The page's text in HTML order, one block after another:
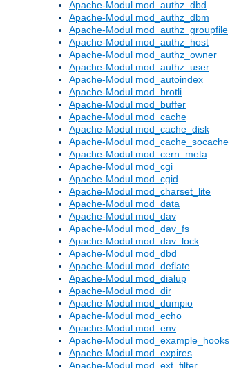
Apache-Modul mod_authz_dbd
Apache-Modul mod_authz_dbm
Apache-Modul mod_authz_groupfile
Apache-Modul mod_authz_host
Apache-Modul mod_authz_owner
Apache-Modul mod_authz_user
Apache-Modul mod_autoindex
Apache-Modul mod_brotli
Apache-Modul mod_buffer
Apache-Modul mod_cache
Apache-Modul mod_cache_disk
Apache-Modul mod_cache_socache
Apache-Modul mod_cern_meta
Apache-Modul mod_cgi
Apache-Modul mod_cgid
Apache-Modul mod_charset_lite
Apache-Modul mod_data
Apache-Modul mod_dav
Apache-Modul mod_dav_fs
Apache-Modul mod_dav_lock
Apache-Modul mod_dbd
Apache-Modul mod_deflate
Apache-Modul mod_dialup
Apache-Modul mod_dir
Apache-Modul mod_dumpio
Apache-Modul mod_echo
Apache-Modul mod_env
Apache-Modul mod_example_hooks
Apache-Modul mod_expires
Apache-Modul mod_ext_filter